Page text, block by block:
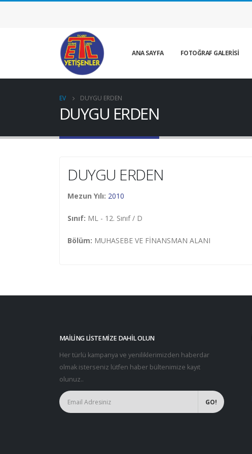
ANA SAYFA FOTOĞRAF GALERİSİ
EV DUYGU ERDEN
DUYGU ERDEN
DUYGU ERDEN
Mezun Yılı: 2010
Sınıf: ML - 12. Sınıf / D
Bölüm: MUHASEBE VE FİNANSMAN ALANI
MAILING LISTEMIZE DAHIL OLUN
Her türlü kampanya ve yeniliklerimizden haberdar
olmak isterseniz lütfen haber bültenimize kayıt
olunuz..